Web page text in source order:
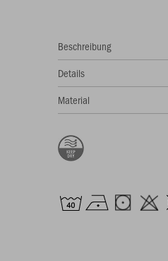
Beschreibung
Details
Material